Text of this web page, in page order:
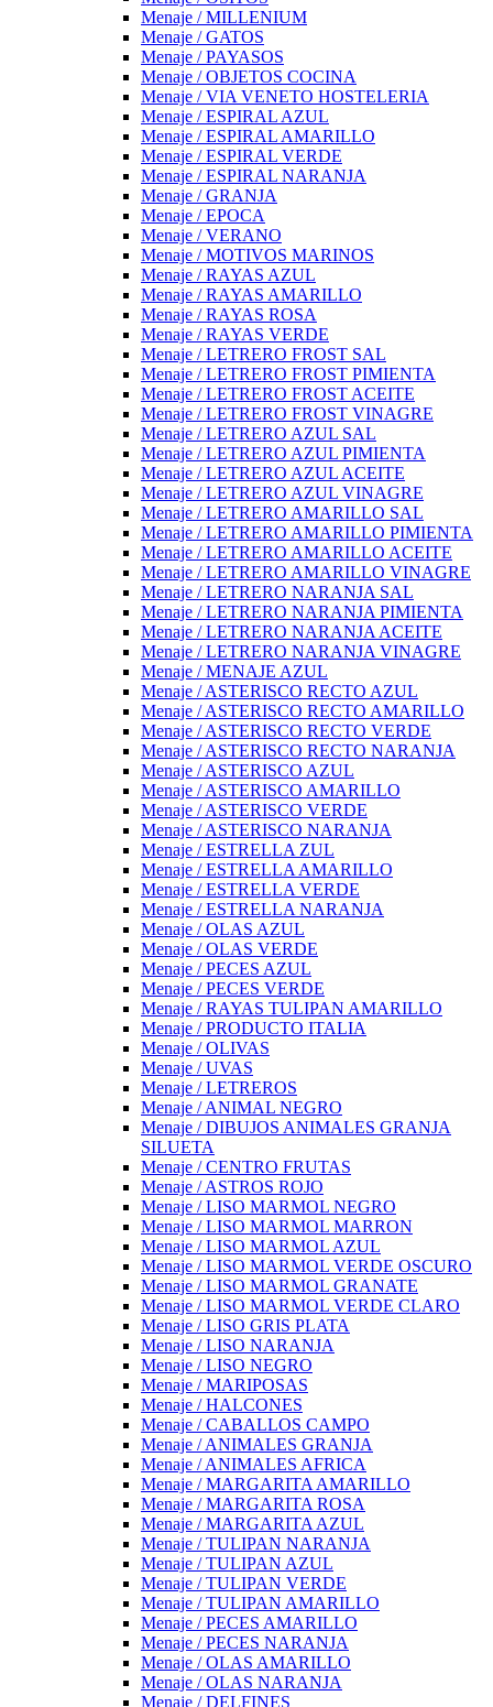
Menaje / MILLENIUM
Menaje / GATOS
Menaje / PAYASOS
Menaje / OBJETOS COCINA
Menaje / VIA VENETO HOSTELERIA
Menaje / ESPIRAL AZUL
Menaje / ESPIRAL AMARILLO
Menaje / ESPIRAL VERDE
Menaje / ESPIRAL NARANJA
Menaje / GRANJA
Menaje / EPOCA
Menaje / VERANO
Menaje / MOTIVOS MARINOS
Menaje / RAYAS AZUL
Menaje / RAYAS AMARILLO
Menaje / RAYAS ROSA
Menaje / RAYAS VERDE
Menaje / LETRERO FROST SAL
Menaje / LETRERO FROST PIMIENTA
Menaje / LETRERO FROST ACEITE
Menaje / LETRERO FROST VINAGRE
Menaje / LETRERO AZUL SAL
Menaje / LETRERO AZUL PIMIENTA
Menaje / LETRERO AZUL ACEITE
Menaje / LETRERO AZUL VINAGRE
Menaje / LETRERO AMARILLO SAL
Menaje / LETRERO AMARILLO PIMIENTA
Menaje / LETRERO AMARILLO ACEITE
Menaje / LETRERO AMARILLO VINAGRE
Menaje / LETRERO NARANJA SAL
Menaje / LETRERO NARANJA PIMIENTA
Menaje / LETRERO NARANJA ACEITE
Menaje / LETRERO NARANJA VINAGRE
Menaje / MENAJE AZUL
Menaje / ASTERISCO RECTO AZUL
Menaje / ASTERISCO RECTO AMARILLO
Menaje / ASTERISCO RECTO VERDE
Menaje / ASTERISCO RECTO NARANJA
Menaje / ASTERISCO AZUL
Menaje / ASTERISCO AMARILLO
Menaje / ASTERISCO VERDE
Menaje / ASTERISCO NARANJA
Menaje / ESTRELLA ZUL
Menaje / ESTRELLA AMARILLO
Menaje / ESTRELLA VERDE
Menaje / ESTRELLA NARANJA
Menaje / OLAS AZUL
Menaje / OLAS VERDE
Menaje / PECES AZUL
Menaje / PECES VERDE
Menaje / RAYAS TULIPAN AMARILLO
Menaje / PRODUCTO ITALIA
Menaje / OLIVAS
Menaje / UVAS
Menaje / LETREROS
Menaje / ANIMAL NEGRO
Menaje / DIBUJOS ANIMALES GRANJA
SILUETA
Menaje / CENTRO FRUTAS
Menaje / ASTROS ROJO
Menaje / LISO MARMOL NEGRO
Menaje / LISO MARMOL MARRON
Menaje / LISO MARMOL AZUL
Menaje / LISO MARMOL VERDE OSCURO
Menaje / LISO MARMOL GRANATE
Menaje / LISO MARMOL VERDE CLARO
Menaje / LISO GRIS PLATA
Menaje / LISO NARANJA
Menaje / LISO NEGRO
Menaje / MARIPOSAS
Menaje / HALCONES
Menaje / CABALLOS CAMPO
Menaje / ANIMALES GRANJA
Menaje / ANIMALES AFRICA
Menaje / MARGARITA AMARILLO
Menaje / MARGARITA ROSA
Menaje / MARGARITA AZUL
Menaje / TULIPAN NARANJA
Menaje / TULIPAN AZUL
Menaje / TULIPAN VERDE
Menaje / TULIPAN AMARILLO
Menaje / PECES AMARILLO
Menaje / PECES NARANJA
Menaje / OLAS AMARILLO
Menaje / OLAS NARANJA
Menaje / DELFINES